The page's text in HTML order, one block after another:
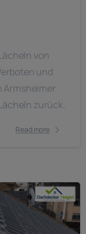
von
und
Armsheimer
zurück.
Read more